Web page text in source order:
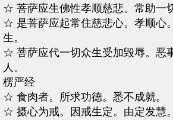
☆ 菩萨应生佛性孝顺慈悲。常助一
☆ 是菩萨应起常住慈悲心。孝顺心
生。
☆ 菩萨应代一切众生受加毁辱。恶
人。
楞严经
☆ 食肉者。所求功德。悉不成就。
☆ 摄心为戒。因戒生定。由定发慧